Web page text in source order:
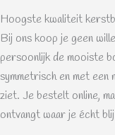
Hoogste kwaliteit
Bij ons koop je geen
persoonlijk de mooiste
symmetrisch en met
ziet. Je bestelt online,
ontvangt waar je écht